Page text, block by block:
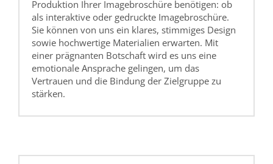
Produktion Ihrer Imagebroschüre benötigen: ob
als interaktive oder gedruckte Imagebroschüre.
Sie können von uns ein klares, stimmiges Design
sowie hochwertige Materialien erwarten. Mit
einer prägnanten Botschaft wird es uns eine
emotionale Ansprache gelingen, um das
Vertrauen und die Bindung der Zielgruppe zu
stärken.